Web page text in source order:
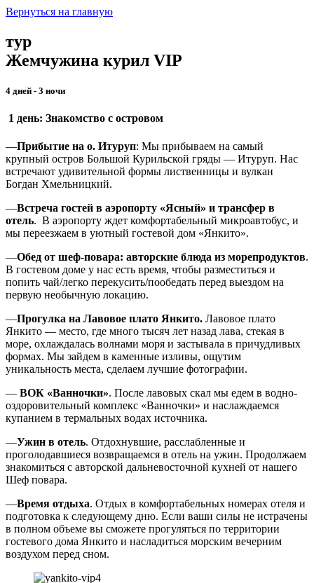
Вернуться на главную
тур
Жемчужина курил VIP
4 дней - 3 ночи
1 день: Знакомство с островом
—Прибытие на о. Итуруп: Мы прибываем на самый
крупный остров Большой Курильской гряды — Итуруп. Нас
встречают удивительной формы лиственницы и вулкан
Богдан Хмельницкий.
—Встреча гостей в аэропорту «Ясный» и трансфер в
отель. В аэропорту ждет комфортабельный микроавтобус, и
мы переезжаем в уютный гостевой дом «Янкито».
—Обед от шеф-повара: авторские блюда из морепродуктов.
В гостевом доме у нас есть время, чтобы разместиться и
попить чай/легко перекусить/пообедать перед выездом на
первую необычную локацию.
—Прогулка на Лавовое плато Янкито. Лавовое плато
Янкито — место, где много тысяч лет назад лава, стекая в
море, охлаждалась волнами моря и застывала в причудливых
формах. Мы зайдем в каменные изливы, ощутим
уникальность места, сделаем лучшие фотографии.
— ВОК «Ванночки». После лавовых скал мы едем в водно-
оздоровительный комплекс «Ванночки» и наслаждаемся
купанием в термальных водах источника.
—Ужин в отель. Отдохнувшие, расслабленные и
проголодавшиеся возвращаемся в отель на ужин. Продолжаем
знакомиться с авторской дальневосточной кухней от нашего
Шеф повара.
—Время отдыха. Отдых в комфортабельных номерах отеля и
подготовка к следующему дню. Если ваши силы не истрачены
в полном объеме вы сможете прогуляться по территории
гостевого дома Янкито и насладиться морским вечерним
воздухом перед сном.